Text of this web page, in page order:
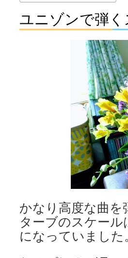
ユニゾンで弾
かなり高度な曲
ターブのスケー
になっていました。